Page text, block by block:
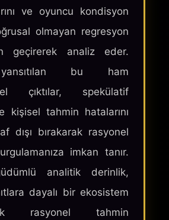
ve oyuncu kondisyon
olmayan regresyon
geçirerek analiz eder.
bu ham
çıktılar, spekülatif
kişisel tahmin hatalarını
dışı bırakarak rasyonel
imkan tanır.
analitik derinlik,
dayalı bir ekosistem
rasyonel tahmin